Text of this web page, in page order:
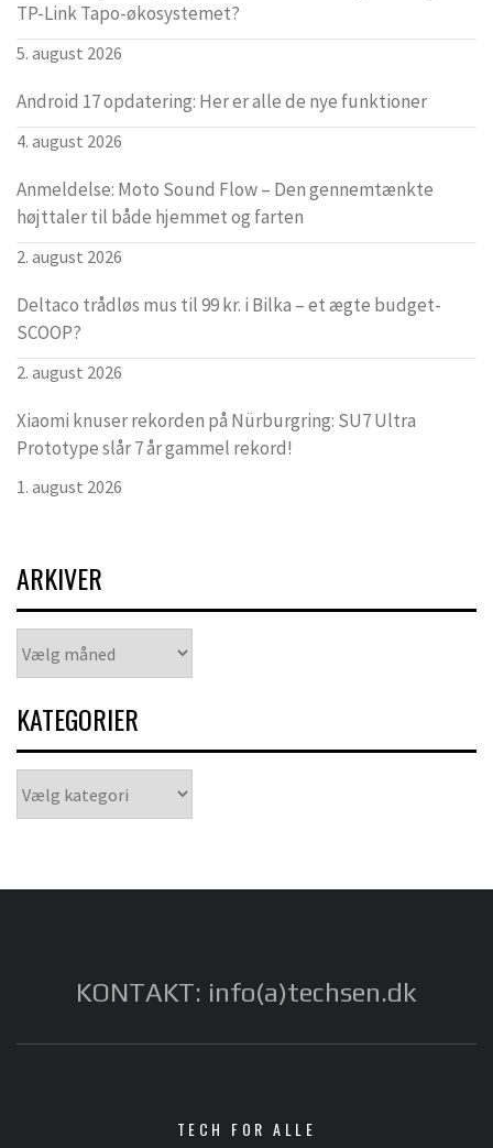
TP-Link Tapo-økosystemet?
5. august 2026
Android 17 opdatering: Her er alle de nye funktioner
4. august 2026
Anmeldelse: Moto Sound Flow – Den gennemtænkte
højttaler til både hjemmet og farten
2. august 2026
Deltaco trådløs mus til 99 kr. i Bilka – et ægte budget-
SCOOP?
2. august 2026
Xiaomi knuser rekorden på Nürburgring: SU7 Ultra
Prototype slår 7 år gammel rekord!
1. august 2026
ARKIVER
KATEGORIER
KONTAKT: info(a)techsen.dk
TECH FOR ALLE